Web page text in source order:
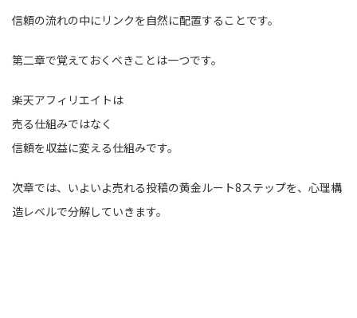
信頼の流れの中にリンクを自然に配置することです。
第二章で覚えておくべきことは一つです。
楽天アフィリエイトは
売る仕組みではなく
信頼を収益に変える仕組みです。
次章では、いよいよ売れる投稿の黄金ルート8ステップを、心理構
造レベルで分解していきます。